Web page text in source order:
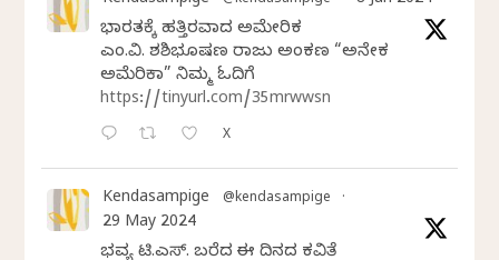
ಭಾರತಕ್ಕೆ ಹತ್ತಿರವಾದ ಅಮೇರಿಕ
ಎಂ.ವಿ. ಶಶಿಭೂಷಣ ರಾಜು ಅಂಕಣ “ಅನೇಕ
ಅಮೆರಿಕಾ” ನಿಮ್ಮ ಓದಿಗೆ
https://tinyurl.com/35mrwwsn
X
Kendasampige @kendasampige ·
29 May 2024
ಭವ್ಯ ಟಿ.ಎಸ್. ಬರೆದ ಈ ದಿನದ ಕವಿತೆ